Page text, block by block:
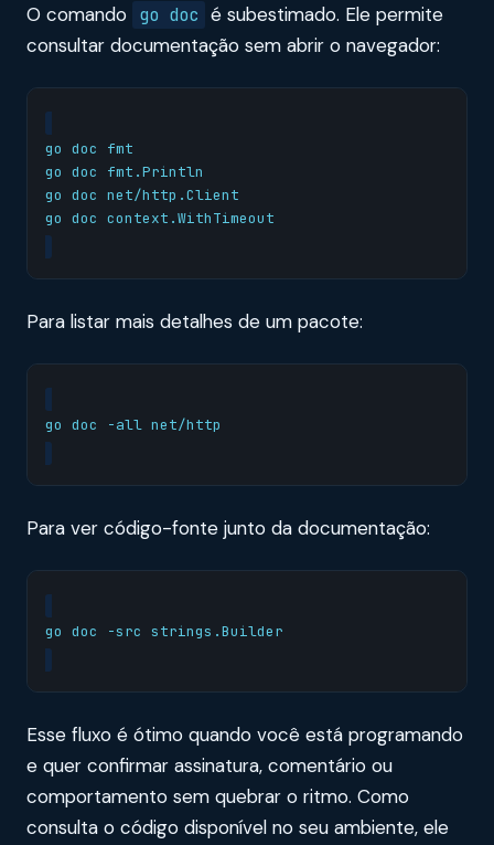
O comando go doc é subestimado. Ele permite
consultar documentação sem abrir o navegador:
Para listar mais detalhes de um pacote:
Para ver código-fonte junto da documentação:
Esse fluxo é ótimo quando você está programando
e quer confirmar assinatura, comentário ou
comportamento sem quebrar o ritmo. Como
consulta o código disponível no seu ambiente, ele